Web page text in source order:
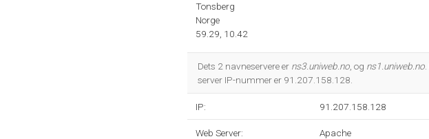
Tonsberg
Norge
59.29, 10.42
Dets 2 navneservere er ns3.uniweb.no , og ns1.uniweb.no
server IP-nummer er 91.207.158.128.
IP: 91.207.158.128
Web Server: Apache